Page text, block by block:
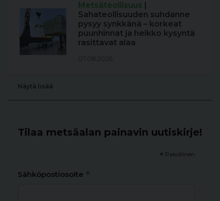
Metsäteollisuus |
Sahateollisuuden suhdanne
pysyy synkkänä – korkeat
puunhinnat ja heikko kysyntä
rasittavat alaa
07.08.2026
Näytä lisää
Tilaa metsäalan painavin uutiskirje!
* Pakollinen
Sähköpostiosoite *